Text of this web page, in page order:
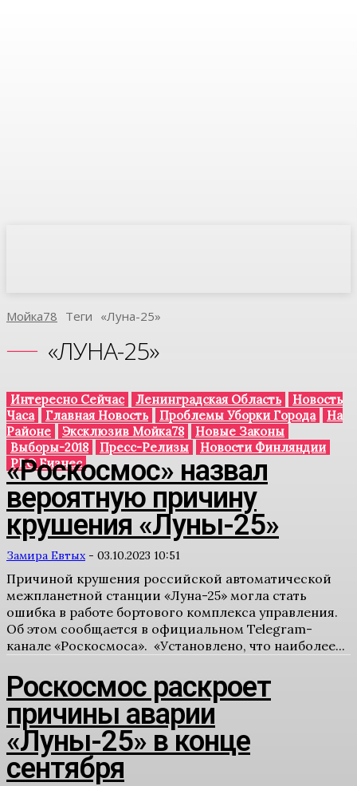
Мойка78 Теги «Луна-25»
«ЛУНА-25»
Интересно Сейчас Ленинградская Область
Новость
Часа
Главная Новость Проблемы Уборки Города
На
Районе
Эксклюзив Мойка78
Новые Законы
Выборы-2018
Пресс-Релизы
Новости Финляндии
PRO Бизнес
«Роскосмос» назвал
вероятную причину
крушения «Луны-25»
Замира Евтых - 03.10.2023 10:51
Причиной крушения российской автоматической
межпланетной станции «Луна-25» могла стать
ошибка в работе бортового комплекса управления.
Об этом сообщается в официальном Telegram-
канале «Роскосмоса». «Установлено, что наиболее...
Роскосмос раскроет
причины аварии
«Луны-25» в конце
сентября